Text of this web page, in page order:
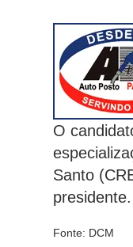
O
Santo
presidente.
Fonte: DCM